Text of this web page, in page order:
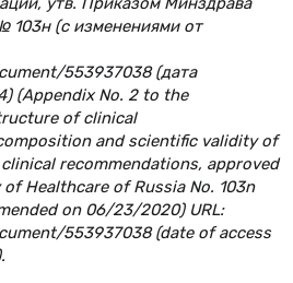
103н (с изменениями от
553937038 (дата
(Appendix No. 2 to the
of clinical
and scientific validity of
recommendations, approved
Healthcare of Russia No. 103n
on 06/23/2020) URL:
553937038 (date of access